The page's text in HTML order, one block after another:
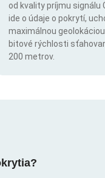
od kvality príjmu signálu
ide o údaje o pokrytí,
maximálnou geolokáciou
bitové rýchlosti
200 metrov.